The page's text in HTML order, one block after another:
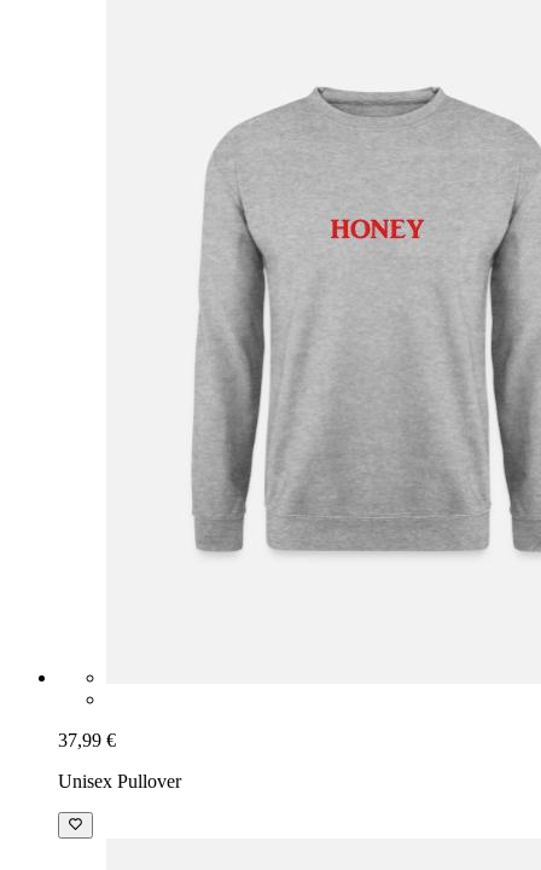
37,99 €
Unisex Pullover